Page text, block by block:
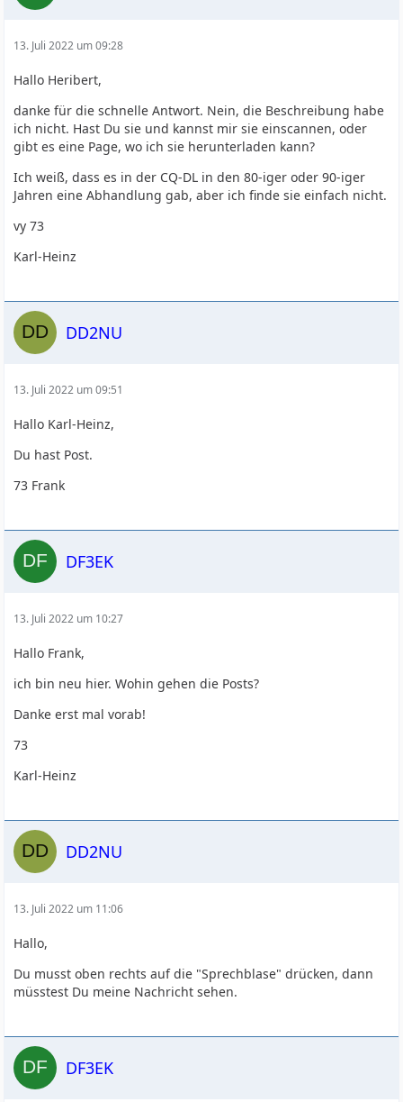
13. Juli 2022 um 09:28
Hallo Heribert,
danke für die schnelle Antwort. Nein, die Beschreibung habe
ich nicht. Hast Du sie und kannst mir sie einscannen, oder
gibt es eine Page, wo ich sie herunterladen kann?
Ich weiß, dass es in der CQ-DL in den 80-iger oder 90-iger
Jahren eine Abhandlung gab, aber ich finde sie einfach nicht.
vy 73
Karl-Heinz
DD2NU
13. Juli 2022 um 09:51
Hallo Karl-Heinz,
Du hast Post.
73 Frank
DF3EK
13. Juli 2022 um 10:27
Hallo Frank,
ich bin neu hier. Wohin gehen die Posts?
Danke erst mal vorab!
73
Karl-Heinz
DD2NU
13. Juli 2022 um 11:06
Hallo,
Du musst oben rechts auf die "Sprechblase" drücken, dann
müsstest Du meine Nachricht sehen.
DF3EK